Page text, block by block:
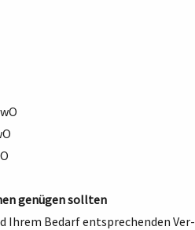
genügen sollten
Ihrem Bedarf entsprechenden Ver-